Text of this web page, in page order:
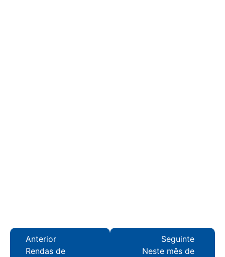
Anterior
Rendas de
Seguinte
Neste mês de